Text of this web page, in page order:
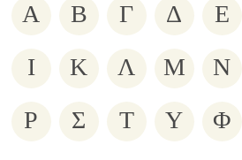
Α Β Γ Δ Ε
Ι Κ Λ Μ Ν
Ρ Σ Τ Υ Φ